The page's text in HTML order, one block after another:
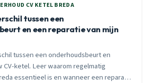
CV KETEL BREDA
tussen een
en een reparatie van mijn
tussen een onderhoudsbeurt en
CV-ketel. Leer waarom regelmatig
essentieel is en wanneer een reparatie